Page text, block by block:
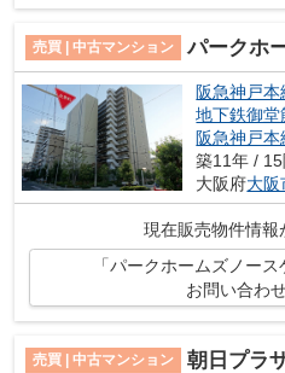
売買 | 中古マンション パークホー
阪急神戸本
地下鉄御堂
阪急神戸本
築11年 / 15
大阪府大阪
現在販売物件情報
「パークホームズノー
お問い合わ
売買 | 中古マンション 朝日プラ